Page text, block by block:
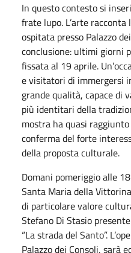
In questo contesto si
frate lupo. L’arte racconta
ospitata presso Palazzo
conclusione: ultimi giorni
fissata al 19 aprile.
e visitatori di immergersi
grande qualità, capace di
più identitari della
mostra ha quasi
conferma del forte
della proposta culturale.
Domani pomeriggio alle
Santa Maria della
di particolare valore
Stefano Di Stasio
“La strada del Santo”.
Palazzo dei Consoli, sarà